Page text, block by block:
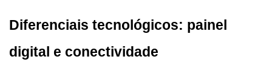
Diferenciais tecnológicos: painel
digital e conectividade